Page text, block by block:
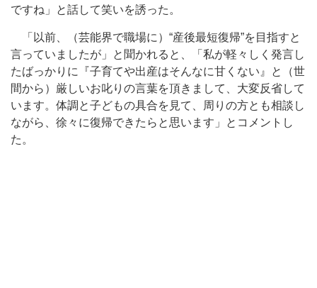
ですね」と話して笑いを誘った。
「以前、（芸能界で職場に）“産後最短復帰”を目指すと
言っていましたが」と聞かれると、「私が軽々しく発言し
たばっかりに『子育てや出産はそんなに甘くない』と（世
間から）厳しいお叱りの言葉を頂きまして、大変反省して
います。体調と子どもの具合を見て、周りの方とも相談し
ながら、徐々に復帰できたらと思います」とコメントし
た。